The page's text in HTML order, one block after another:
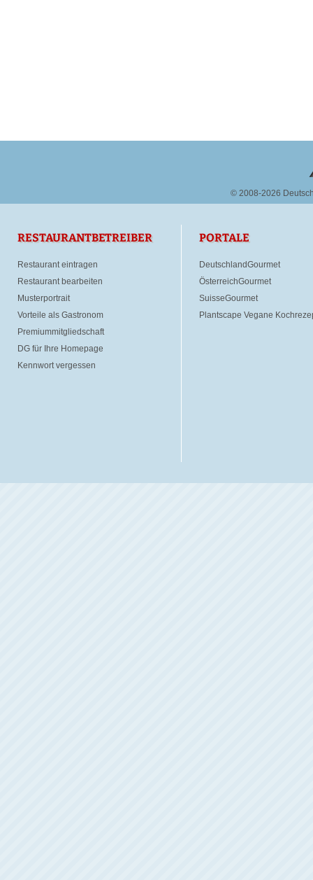
© 2008-2026
RESTAURANTBETREIBER
Restaurant eintragen
Restaurant bearbeiten
Musterportrait
Vorteile als Gastronom
Premiummitgliedschaft
DG für Ihre Homepage
Kennwort vergessen
PORTALE
DeutschlandGourmet
ÖsterreichGourmet
SuisseGourmet
Plantscape Vegane